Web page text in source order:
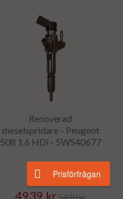
Renoverad
dieselspridare - Peugeot
508 1.6 HDi - 5WS40677
4939 kr
Prisförfrågan